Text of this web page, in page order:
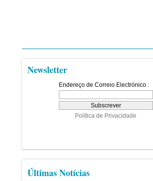
Newsletter
Últimas Notícias